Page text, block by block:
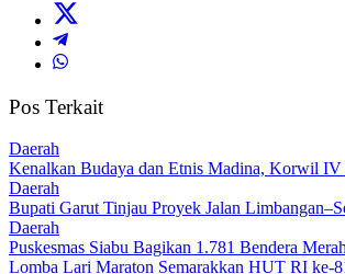
Pos Terkait
Daerah
Kenalkan Budaya dan Etnis Madina, Korwil
Daerah
Bupati Garut Tinjau Proyek Jalan
Daerah
Puskesmas Siabu Bagikan 1.781 Bendera
Lomba Lari Maraton Semarakkan HUT RI ke-